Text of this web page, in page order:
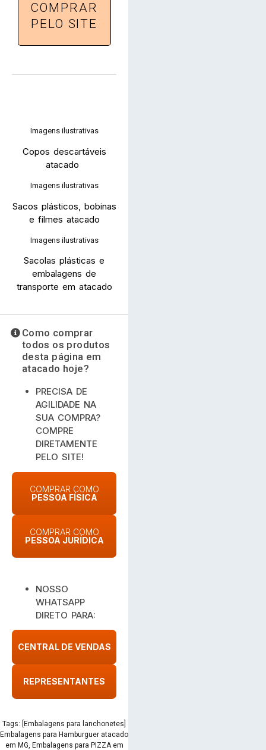
COMPRAR
PELO SITE
Imagens ilustrativas
Copos descartáveis
atacado
Imagens ilustrativas
Sacos plásticos, bobinas
e filmes atacado
Imagens ilustrativas
Sacolas plásticas e
embalagens de
transporte em atacado
Como comprar
todos os produtos
desta página em
atacado hoje?
PRECISA DE
AGILIDADE NA
SUA COMPRA?
COMPRE
DIRETAMENTE
PELO SITE!
COMPRAR COMO
PESSOA FÍSICA
COMPRAR COMO
PESSOA JURÍDICA
NOSSO
WHATSAPP
DIRETO PARA:
CENTRAL DE VENDAS
REPRESENTANTES
Tags: [Embalagens para lanchonetes]
Embalagens para Hamburguer atacado
em MG, Embalagens para PIZZA em